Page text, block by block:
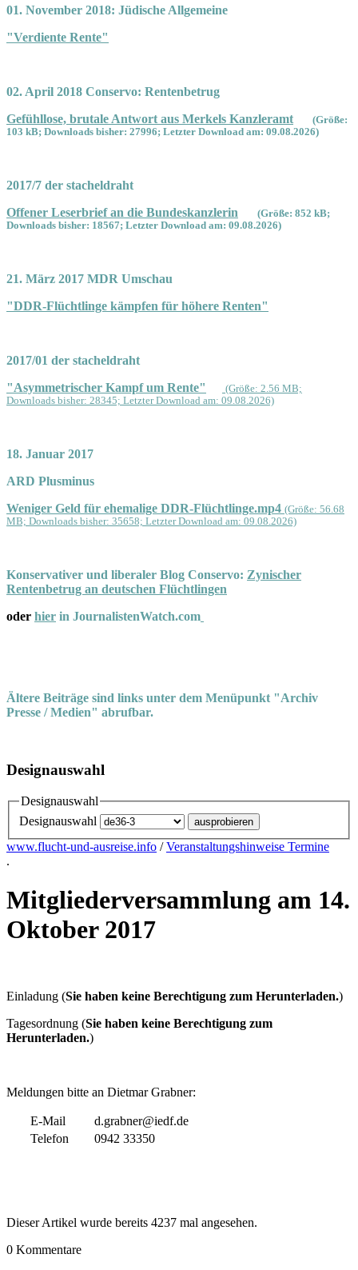
01. November 2018: Jüdische Allgemeine
"Verdiente Rente"
02. April 2018 Conservo: Rentenbetrug
Gefühllose, brutale Antwort aus Merkels Kanzleramt
(Größe:
103 kB; Downloads bisher: 27996; Letzter Download am: 09.08.2026)
2017/7 der stacheldraht
Offener Leserbrief an die Bundeskanzlerin
(Größe: 852 kB;
Downloads bisher: 18567; Letzter Download am: 09.08.2026)
21. März 2017 MDR Umschau
"DDR-Flüchtlinge kämpfen für höhere Renten"
2017/01 der stacheldraht
"Asymmetrischer Kampf um Rente"
(Größe: 2.56 MB;
Downloads bisher: 28345; Letzter Download am: 09.08.2026)
18. Januar 2017
ARD Plusminus
Weniger Geld für ehemalige DDR-Flüchtlinge.mp4 (Größe: 56.68
MB; Downloads bisher: 35658; Letzter Download am: 09.08.2026)
Konservativer und liberaler Blog Conservo: Zynischer
Rentenbetrug an deutschen Flüchtlingen
oder hier in JournalistenWatch.com
Ältere Beiträge sind links unter dem Menüpunkt "Archiv
Presse / Medien" abrufbar.
Designauswahl
Designauswahl
Designauswahl
www.flucht-und-ausreise.info /Veranstaltungshinweise Termine
.
Mitgliederversammlung am 14.
Oktober 2017
Einladung (Sie haben keine Berechtigung zum Herunterladen.)
Tagesordnung (Sie haben keine Berechtigung zum
Herunterladen.)
Meldungen bitte an Dietmar Grabner:
E-Mail
d.grabner@iedf.de
Telefon
0942 33350
Dieser Artikel wurde bereits 4237 mal angesehen.
0 Kommentare